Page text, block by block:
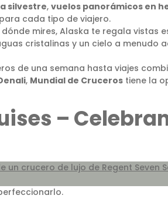
silvestre, vuelos panorámicos en
cada tipo de viajero.
mires, Alaska te regala vistas
cristalinas y un cielo a
de una semana hasta viajes
, Mundial de Cruceros tiene la
–